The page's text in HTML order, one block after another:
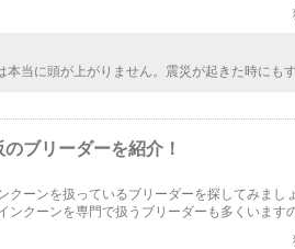
本当に頭が上がりません。震災が起きた時にも
ブリーダーを紹介！
クーンを扱っているブリーダーを探してみまし
ンクーンを専門で扱うブリーダーも多くいます